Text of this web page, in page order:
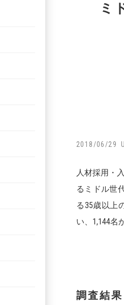
ミ
2018/06/29
人材採用・
るミドル世
る35歳以上
い、1,144名
調査結